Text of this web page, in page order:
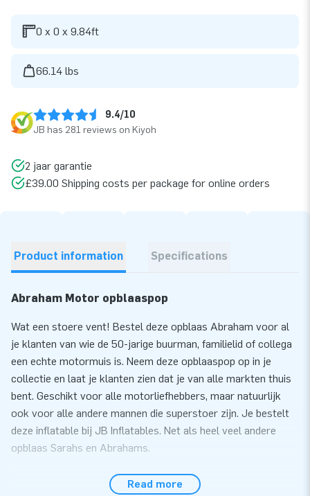
0 x 0 x 9.84ft
66.14 lbs
9.4/10
JB has 281 reviews on Kiyoh
2 jaar garantie
£39.00 Shipping costs per package for online orders
Product information Specifications
Abraham Motor opblaaspop
Wat een stoere vent! Bestel deze opblaas Abraham voor al
je klanten van wie de 50-jarige buurman, familielid of collega
een echte motormuis is. Neem deze opblaaspop op in je
collectie en laat je klanten zien dat je van alle markten thuis
bent. Geschikt voor alle motorliefhebbers, maar natuurlijk
ook voor alle andere mannen die superstoer zijn. Je bestelt
deze inflatable bij JB Inflatables. Net als heel veel andere
opblaas Sarahs en Abrahams.
Plank gas met deze stoere opblaas Abraham op
Read more